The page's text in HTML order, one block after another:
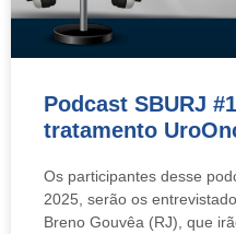
Podcast SBURJ
tratamento
Os participantes desse
2025, serão os
Breno Gouvêa (RJ), que